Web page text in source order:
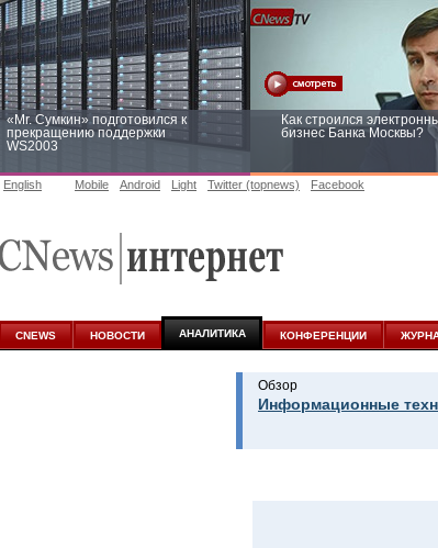
«Mr. Сумкин» подготовился к
прекращению поддержки
WS2003
Как строился
бизнес Банка Москвы?
аналитике
English Mobile Android Light Twitter (topnews) Facebook
CNEWS НОВОСТИ АНАЛИТИКА КОНФЕРЕНЦИИ
Обзор
Информационные